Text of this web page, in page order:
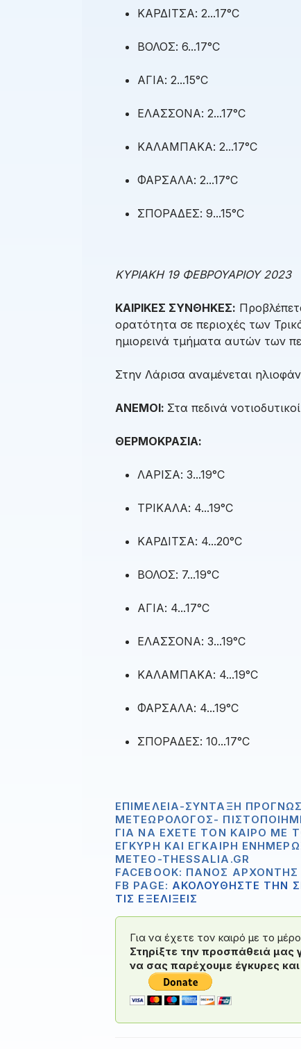
ΚΑΡΔΙΤΣΑ: 2...17°C
ΒΟΛΟΣ: 6...17°C
ΑΓΙΑ: 2...15°C
ΕΛΑΣΣΟΝΑ: 2...17°C
ΚΑΛΑΜΠΑΚΑ: 2...17°C
ΦΑΡΣΑΛΑ: 2...17°C
ΣΠΟΡΑΔΕΣ: 9...15°C
ΚΥΡΙΑΚΗ 19 ΦΕΒΡΟΥΑΡΙΟΥ 2023
ΚΑΙΡΙΚΕΣ ΣΥΝΘΗΚΕΣ:
ορατότητα σε περιοχές των
ημιορεινά τμήματα αυτών των
Στην Λάρισα αναμένεται
ΑΝΕΜΟΙ: Στα πεδινά
ΘΕΡΜΟΚΡΑΣΙΑ:
ΛΑΡΙΣΑ: 3...19°C
ΤΡΙΚΑΛΑ: 4...19°C
ΚΑΡΔΙΤΣΑ: 4...20°C
ΒΟΛΟΣ: 7...19°C
ΑΓΙΑ: 4...17°C
ΕΛΑΣΣΟΝΑ: 3...19°C
ΚΑΛΑΜΠΑΚΑ: 4...19°C
ΦΑΡΣΑΛΑ: 4...19°C
ΣΠΟΡΑΔΕΣ: 10...17°C
ΕΠΙΜΈΛΕΙΑ-ΣΎΝΤΑΞΗ
ΜΕΤΕΩΡΟΛΌΓΟΣ-
ΓΙΑ ΝΑ ΈΧΕΤΕ ΤΟΝ ΚΑΙΡΌ ΜΕ
ΈΓΚΥΡΗ ΚΑΙ ΈΓΚΑΙΡΗ
METEO-THESSALIA.GR
FACEBOOK: ΠΆΝΟΣ ΑΡΧΟΝΤΉΣ
FB PAGE: ΑΚΟΛΟΥΘΗΣΤΕ ΤΗΝ
ΤΙΣ ΕΞΕΛΙΞΕΙΣ
Για να έχετε τον καιρό με το
Στηρίξτε την προσπάθειά μας
να σας παρέχουμε έγκυρες